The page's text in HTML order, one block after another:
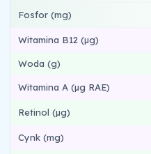
Fosfor (mg)
Witamina B12 (µg)
Woda (g)
Witamina A (µg RAE)
Retinol (µg)
Cynk (mg)